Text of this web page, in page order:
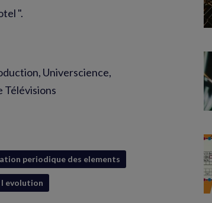
".
Universcience,
Télévisions
periodique des elements
evolution